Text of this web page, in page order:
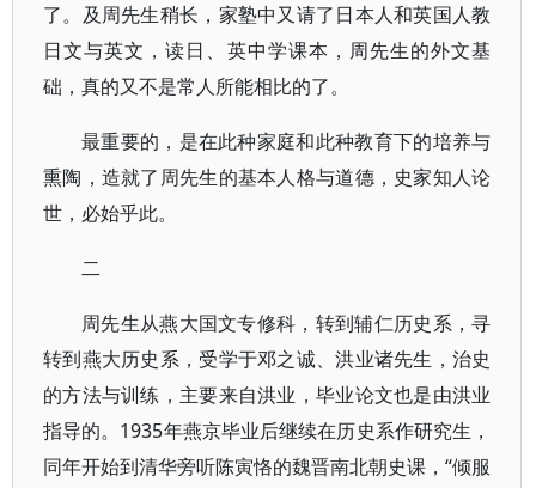
了。及周先生稍长，家塾中又请了日本人和英国人教
日文与英文，读日、英中学课本，周先生的外文基
础，真的又不是常人所能相比的了。
最重要的，是在此种家庭和此种教育下的培养与
熏陶，造就了周先生的基本人格与道德，史家知人论
世，必始乎此。
二
周先生从燕大国文专修科，转到辅仁历史系，寻
转到燕大历史系，受学于邓之诚、洪业诸先生，治史
的方法与训练，主要来自洪业，毕业论文也是由洪业
指导的。1935年燕京毕业后继续在历史系作研究生，
同年开始到清华旁听陈寅恪的魏晋南北朝史课，“倾服